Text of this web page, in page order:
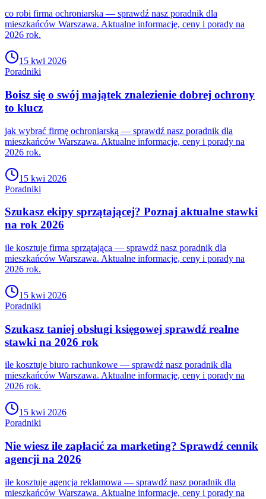
co robi firma ochroniarska — sprawdź nasz poradnik dla
mieszkańców Warszawa. Aktualne informacje, ceny i porady na
2026 rok.
15 kwi 2026
Poradniki
Boisz się o swój majątek znalezienie dobrej ochrony
to klucz
jak wybrać firmę ochroniarską — sprawdź nasz poradnik dla
mieszkańców Warszawa. Aktualne informacje, ceny i porady na
2026 rok.
15 kwi 2026
Poradniki
Szukasz ekipy sprzątającej? Poznaj aktualne stawki
na rok 2026
ile kosztuje firma sprzątająca — sprawdź nasz poradnik dla
mieszkańców Warszawa. Aktualne informacje, ceny i porady na
2026 rok.
15 kwi 2026
Poradniki
Szukasz taniej obsługi księgowej sprawdź realne
stawki na 2026 rok
ile kosztuje biuro rachunkowe — sprawdź nasz poradnik dla
mieszkańców Warszawa. Aktualne informacje, ceny i porady na
2026 rok.
15 kwi 2026
Poradniki
Nie wiesz ile zapłacić za marketing? Sprawdź cennik
agencji na 2026
ile kosztuje agencja reklamowa — sprawdź nasz poradnik dla
mieszkańców Warszawa. Aktualne informacje, ceny i porady na